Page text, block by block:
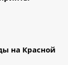
на Красной